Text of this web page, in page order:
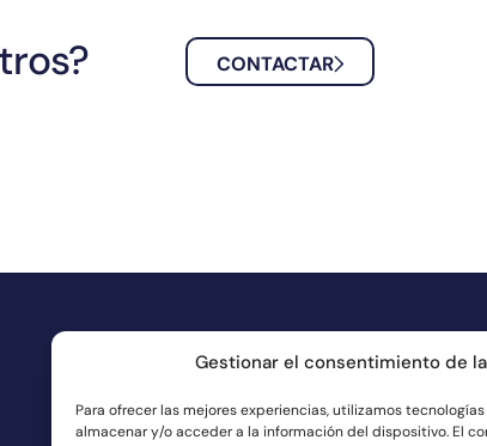
Gestionar el consentimiento de
Para ofrecer las mejores experiencias, utilizamos
almacenar y/o acceder a la información del dispositivo. El
CONTACTAR
SÍGUENOS EN REDES